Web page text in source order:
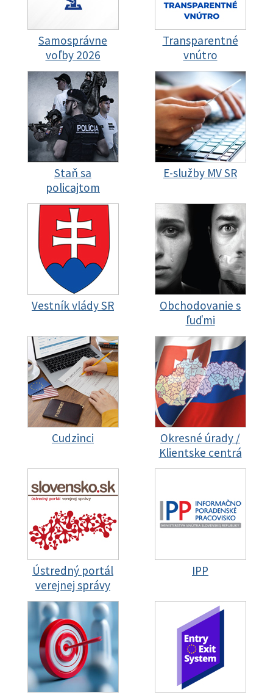
Samosprávne
voľby 2026
Transparentné
vnútro
Staň sa
policajtom
E-služby MV SR
Vestník vlády SR
Obchodovanie s
ľuďmi
Cudzinci
Okresné úrady /
Klientske centrá
Ústredný portál
verejnej správy
IPP